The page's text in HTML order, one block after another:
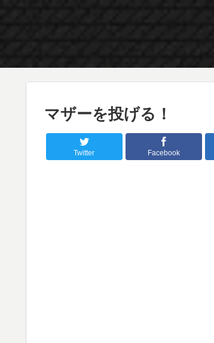
マザーを投げる！
Twitter Facebook